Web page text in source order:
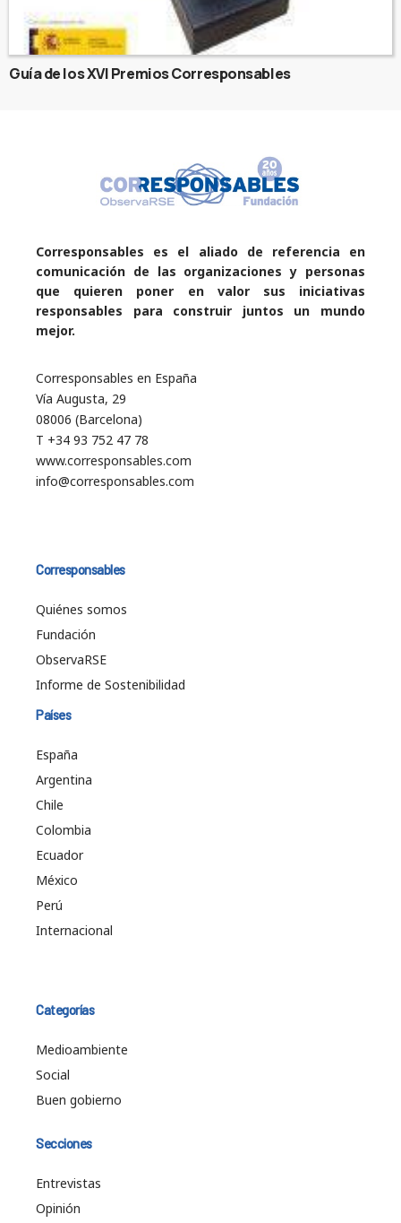
Guía de los XVI Premios Corresponsables
Corresponsables es el aliado de referencia en
comunicación de las organizaciones y personas
que quieren poner en valor sus iniciativas
responsables para construir juntos un mundo
mejor.
Corresponsables en España
Vía Augusta, 29
08006 (Barcelona)
T +34 93 752 47 78
www.corresponsables.com
info@corresponsables.com
Corresponsables
Quiénes somos
Fundación
ObservaRSE
Informe de Sostenibilidad
Países
España
Argentina
Chile
Colombia
Ecuador
México
Perú
Internacional
Categorías
Medioambiente
Social
Buen gobierno
Secciones
Entrevistas
Opinión